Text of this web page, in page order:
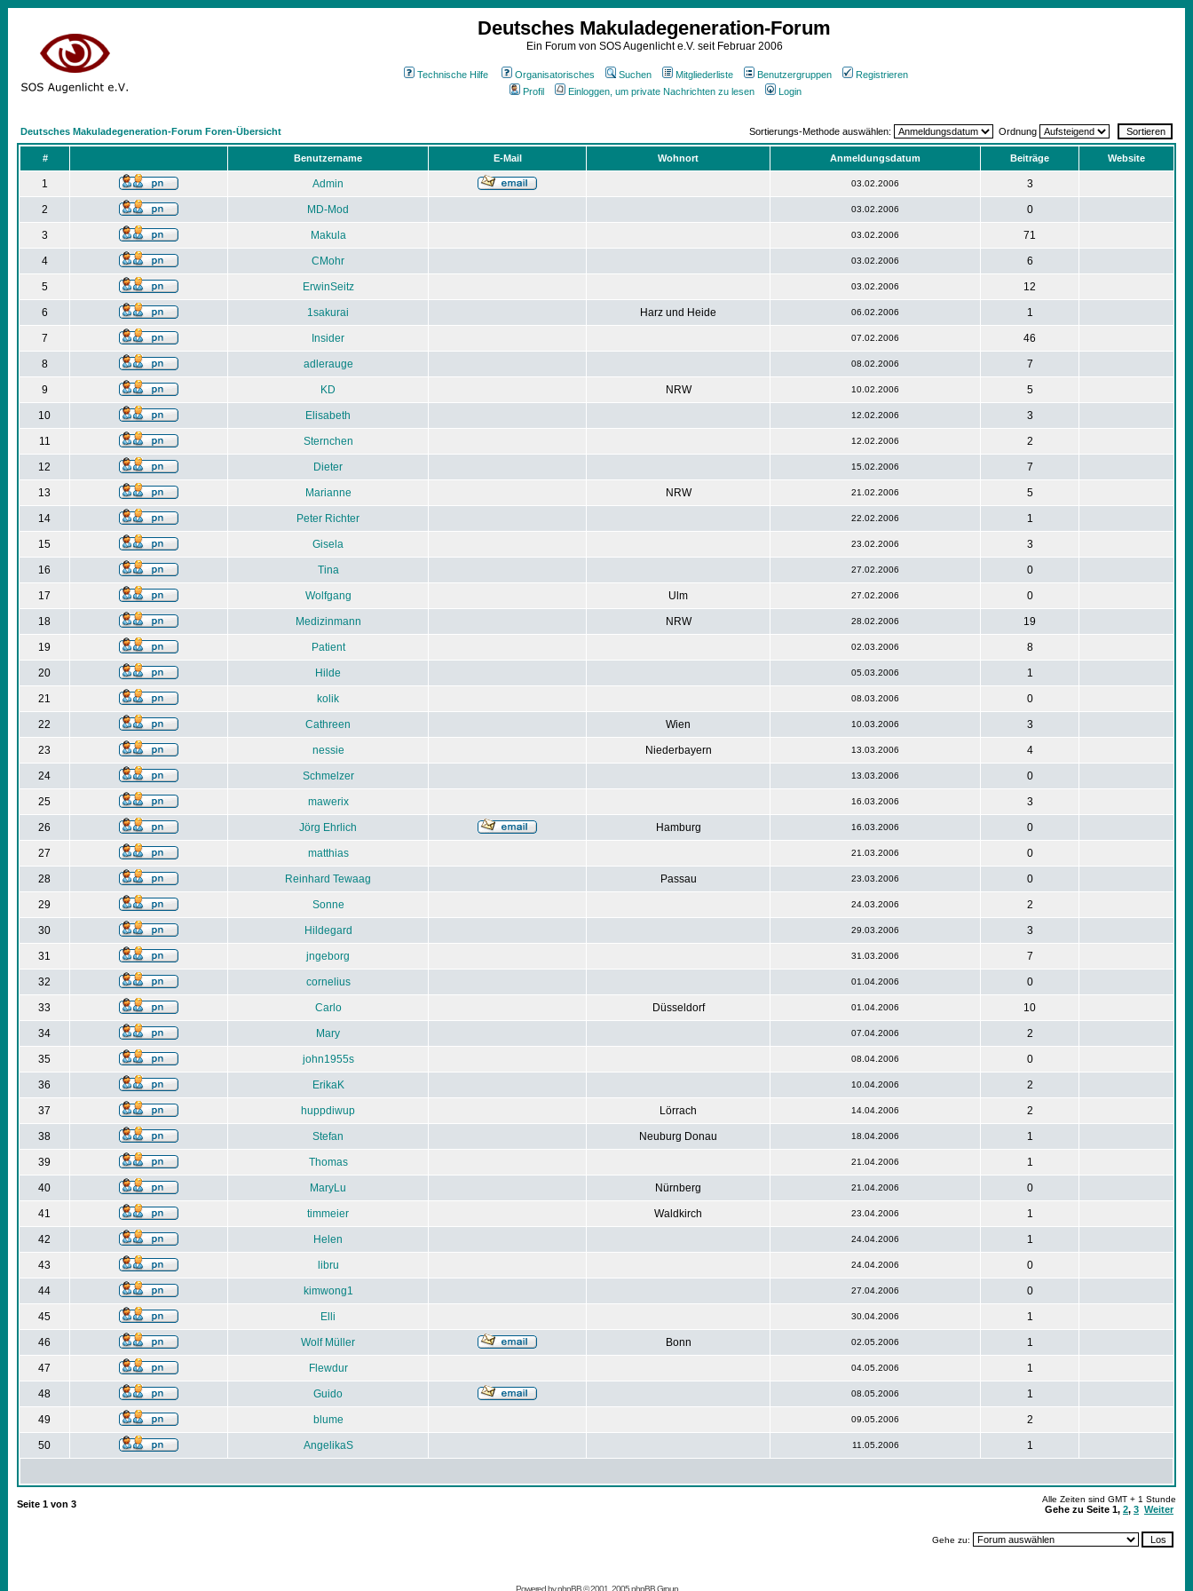
Deutsches Makuladegeneration-Forum
Ein Forum von SOS Augenlicht e.V. seit Februar 2006
Technische Hilfe Organisatorisches Suchen Mitgliederliste Benutzergruppen
Registrieren
Profil
Einloggen, um private Nachrichten zu lesen Login
Deutsches Makuladegeneration-Forum Foren-Übersicht Sortierungs-Methode auswählen: Ordnung
# Benutzername E-Mail Wohnort Anmeldungsdatum Beiträge Website
1 Admin 03.02.2006 3
2 MD-Mod 03.02.2006 0
3 Makula 03.02.2006 71
4 CMohr 03.02.2006 6
5 ErwinSeitz 03.02.2006 12
6 1sakurai Harz und Heide 06.02.2006 1
7 Insider 07.02.2006 46
8 adlerauge 08.02.2006 7
9 KD NRW 10.02.2006 5
10 Elisabeth 12.02.2006 3
11 Sternchen 12.02.2006 2
12 Dieter 15.02.2006 7
13 Marianne NRW 21.02.2006 5
14 Peter Richter 22.02.2006 1
15 Gisela 23.02.2006 3
16 Tina 27.02.2006 0
17 Wolfgang Ulm 27.02.2006 0
18 Medizinmann NRW 28.02.2006 19
19 Patient 02.03.2006 8
20 Hilde 05.03.2006 1
21 kolik 08.03.2006 0
22 Cathreen Wien 10.03.2006 3
23 nessie Niederbayern 13.03.2006 4
24 Schmelzer 13.03.2006 0
25 mawerix 16.03.2006 3
26 Jörg Ehrlich Hamburg 16.03.2006 0
27 matthias 21.03.2006 0
28 Reinhard Tewaag Passau 23.03.2006 0
29 Sonne 24.03.2006 2
30 Hildegard 29.03.2006 3
31 jngeborg 31.03.2006 7
32 cornelius 01.04.2006 0
33 Carlo Düsseldorf 01.04.2006 10
34 Mary 07.04.2006 2
35 john1955s 08.04.2006 0
36 ErikaK 10.04.2006 2
37 huppdiwup Lörrach 14.04.2006 2
38 Stefan Neuburg Donau 18.04.2006 1
39 Thomas 21.04.2006 1
40 MaryLu Nürnberg 21.04.2006 0
41 timmeier Waldkirch 23.04.2006 1
42 Helen 24.04.2006 1
43 libru 24.04.2006 0
44 kimwong1 27.04.2006 0
45 Elli 30.04.2006 1
46 Wolf Müller Bonn 02.05.2006 1
47 Flewdur 04.05.2006 1
48 Guido 08.05.2006 1
49 blume 09.05.2006 2
50 AngelikaS 11.05.2006 1
Seite 1 von 3 Alle Zeiten sind GMT + 1 Stunde
Gehe zu Seite 1, 2, 3 Weiter
Gehe zu:
Powered byphpBB© 2001, 2005 phpBB Group